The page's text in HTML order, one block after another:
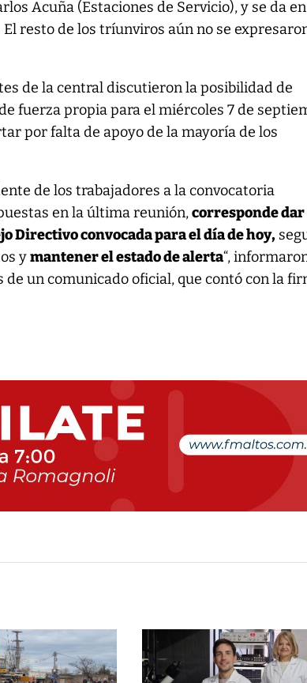
Acuña (Estaciones de Servicio), y se da en
resto de los tríunviros aún no se
de la central discutieron la posibilidad de
fuerza propia para el miércoles 7 de
por falta de apoyo de la mayoría de los
de los trabajadores a la convocatoria
en la última reunión,corresponde
Directivo convocada para el día de hoy,
ymantener el estado de alerta“,
de un comunicado oficial, que contó con la